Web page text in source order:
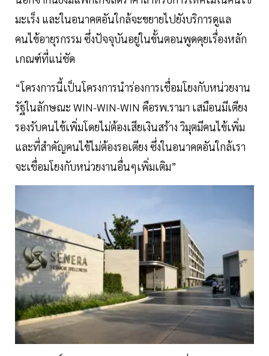
มะเร็ง และในอนาคตอันใกล้จะขยายไปยังบริการดูแล
คนไข้อายุรกรรม ซึ่งปัจจุบันอยู่ในขั้นตอนพูดคุยเรื่องหลัก
เกณฑ์ที่แน่ชัด
“โครงการนี้เป็นโครงการนำร่องการเชื่อมโยงกับหน่วยงาน
รัฐในลักษณะ WIN-WIN-WIN คือรพ.รามา เสมือนมีเตียง
รองรับคนไข้เพิ่มโดยไม่ต้องเสียเงินสร้าง วิมุตมีคนไข้เพิ่ม
และที่สำคัญคนไข้ไม่ต้องรอเตียง ซึ่งในอนาคตอันใกล้เรา
จะเชื่อมโยงกับหน่วยงานอื่นๆเพิ่มเติม”